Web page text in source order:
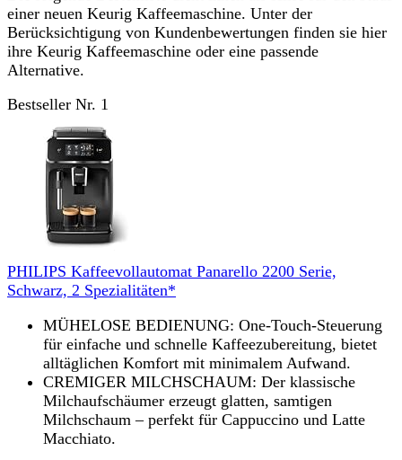
einer neuen Keurig Kaffeemaschine. Unter der
Berücksichtigung von Kundenbewertungen finden sie hier
ihre Keurig Kaffeemaschine oder eine passende
Alternative.
Bestseller Nr. 1
PHILIPS Kaffeevollautomat Panarello 2200 Serie,
Schwarz, 2 Spezialitäten*
MÜHELOSE BEDIENUNG: One-Touch-Steuerung
für einfache und schnelle Kaffeezubereitung, bietet
alltäglichen Komfort mit minimalem Aufwand.
CREMIGER MILCHSCHAUM: Der klassische
Milchaufschäumer erzeugt glatten, samtigen
Milchschaum – perfekt für Cappuccino und Latte
Macchiato.